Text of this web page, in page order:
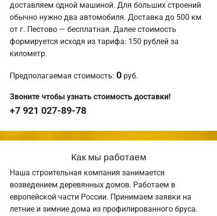
доставляем одной машиной. Для больших строений
обычно нужно два автомобиля. Доставка до 500 км
от г. Пестово — бесплатная. Далее стоимость
формируется исходя из тарифа: 150 рублей за
километр.
Предполагаемая стоимость: 0 руб.
Звоните чтобы узнать стоимость доставки!
+7 921 027-89-78
Как мы работаем
Наша строительная компания занимается
возведением деревянных домов. Работаем в
европейской части России. Принимаем заявки на
летние и зимние дома из профилированного бруса.